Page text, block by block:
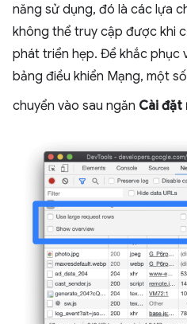
năng sử dụng, đó là các lựa
không thể truy cập được khi
phát triển hẹp. Để khắc phục
bảng điều khiển Mạng, một
chuyển vào sau ngăn Cài đặt